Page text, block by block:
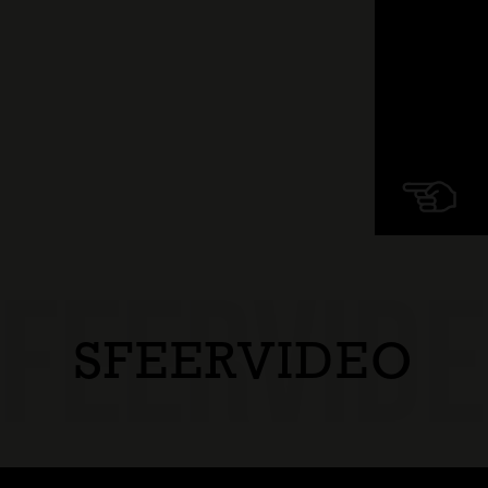
SFEERVIDEO